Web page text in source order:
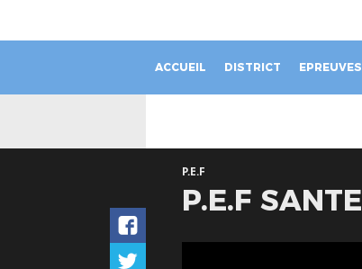
ACCUEIL DISTRICT EPREUVES
P.E.F
P.E.F SANTE